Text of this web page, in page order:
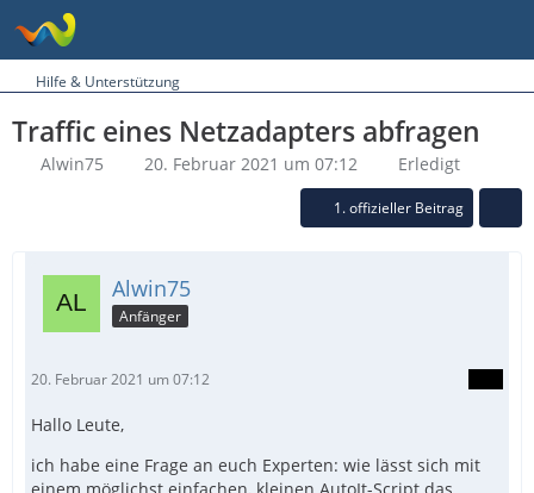
Hilfe & Unterstützung
Traffic eines Netzadapters abfragen
Alwin75 20. Februar 2021 um 07:12 Erledigt
1. offizieller Beitrag
Alwin75
Anfänger
20. Februar 2021 um 07:12
Hallo Leute,
ich habe eine Frage an euch Experten: wie lässt sich mit